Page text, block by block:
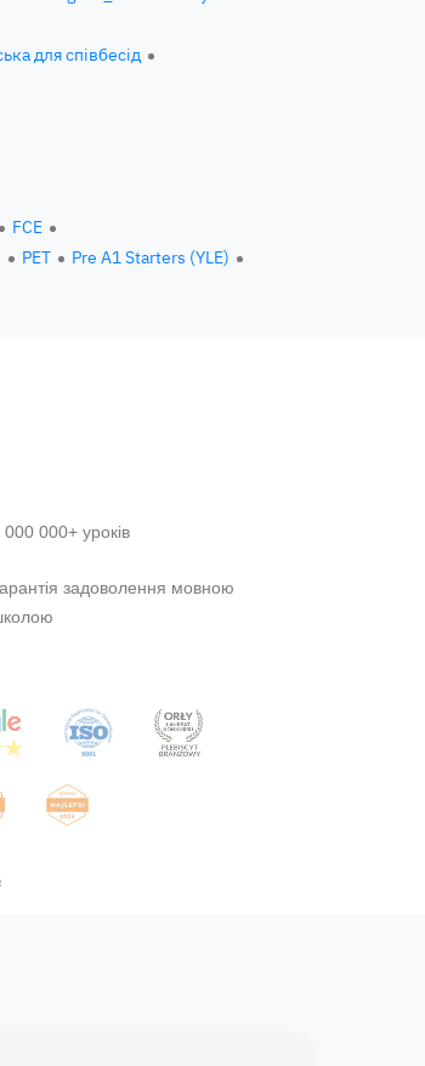
для співбесід
FCE
PET
Pre A1 Starters (YLE)
000 000+ уроків
задоволення мовною